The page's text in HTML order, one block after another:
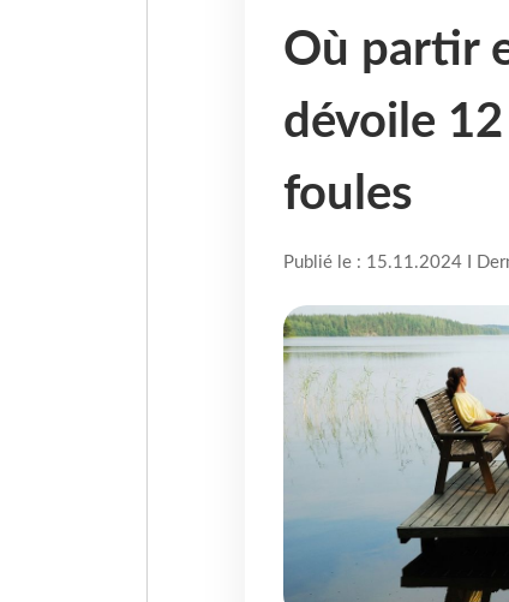
Où partir
dévoile
foules
Publié le : 15.11.2024 I